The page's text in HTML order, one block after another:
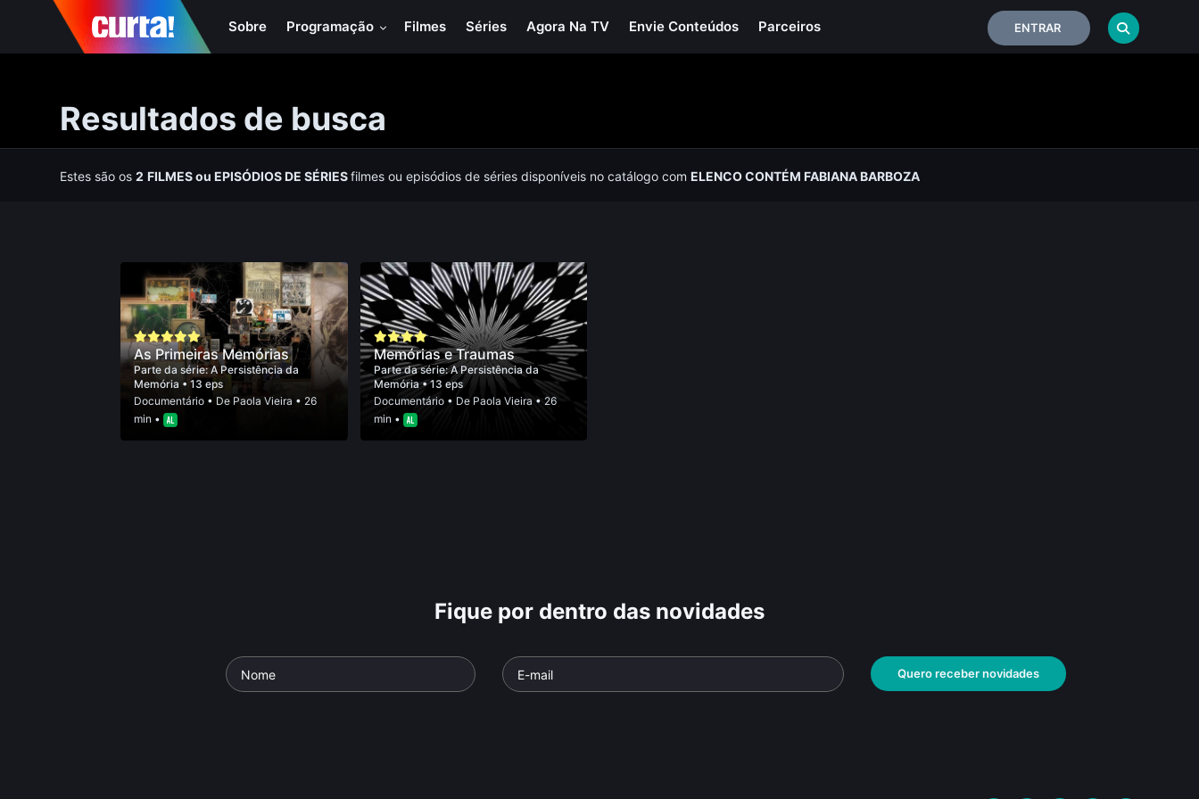
Sobre Programação Filmes Séries Agora Na TV Envie Conteúdos Parceiros ENTRAR
Resultados de busca
Estes são os2 FILMESou EPISÓDIOS DE SÉRIESfilmes ou episódios de séries disponíveis no catálogo comELENCO CONTÉM FABIANA BARBOZA
As Primeiras Memórias
Parte da série:A Persistência da
Memória • 13 eps
Documentário• De Paola Vieira • 26
min •
Memórias e Traumas
Parte da série:A Persistência da
Memória• 13 eps
Documentário• De Paola Vieira • 26
min •
Fique por dentro das novidades
Quero receber novidades